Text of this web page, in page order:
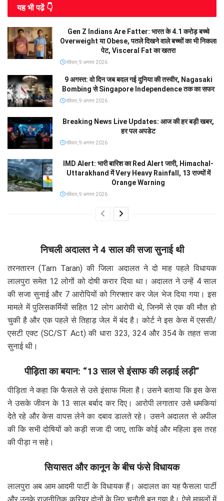
यह भी पढे़ं 👇
Gen Z Indians Are Fatter: भारत के 4.1 करोड़ बच्चे
Overweight या Obese, पतले दिखने वाले बच्चों का भी निकला
पेट, Visceral Fat का खतरा
रविवार, 9 अगस्त 2026
9 अगस्त: वो दिन जब बदल गई दुनिया की तस्वीर, Nagasaki
Bombing से Singapore Independence तक का सफर
रविवार, 9 अगस्त 2026
Breaking News Live Updates: आज की हर बड़ी खबर,
हर पल अपडेट
रविवार, 9 अगस्त 2026
IMD Alert: भारी बारिश का Red Alert जारी, Himachal-
Uttarakhand में Very Heavy Rainfall, 13 राज्यों में
Orange Warning
रविवार, 9 अगस्त 2026
निचली अदालत ने 4 साल की सजा सुनाई थी
तरनतारन (Tarn Taran) की जिला अदालत ने दो माह पहले विधायक
लालपुरा समेत 12 लोगों को दोषी करार दिया था। अदालत ने उन्हें 4 साल
की सजा सुनाई और 7 आरोपियों को गिरफ्तार कर जेल भेज दिया गया। इस
मामले में पुलिसकर्मियों सहित 12 लोग आरोपी थे, जिनमें से एक की मौत हो
चुकी है और एक पहले से तिहाड़ जेल में बंद है। कोर्ट ने इस केस में एससी/
एसटी एक्ट (SC/ST Act) की धारा 323, 324 और 354 के तहत सजा
सुनाई थी।
पीड़िता का बयान: “13 साल से इंसाफ की लड़ाई लड़ी”
पीड़िता ने कहा कि फैसले से उसे इंसाफ मिला है। उसने बताया कि इस केस
ने उसके जीवन के 13 साल बर्बाद कर दिए। आरोपी लगातार उसे धमकियां
देते रहे और केस वापस लेने का दबाव डालते रहे। उसने अदालत से अपील
की कि सभी दोषियों को कड़ी सजा दी जाए, ताकि कोई और महिला इस तरह
की पीड़ा न सहे।
सियासत और कानून के बीच फंसे विधायक
लालपुरा अब आम आदमी पार्टी के विधायक हैं। अदालत का यह फैसला पार्टी
और उनके राजनीतिक करियर दोनों के लिए चुनौती बन गया है। ऐसे मामलों में